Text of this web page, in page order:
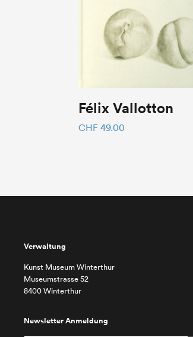
Félix Vallotton
CHF 49.00
Verwaltung
Kunst Museum Winterthur
Museumstrasse 52
8400 Winterthur
Newsletter Anmeldung